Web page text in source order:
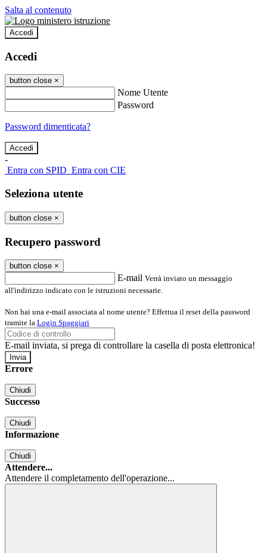
Salta al contenuto
Accedi
Accedi
button close ×
Nome Utente
Password
Password dimenticata?
-
Entra con SPID Entra con CIE
Seleziona utente
button close ×
Recupero password
button close ×
E-mail Verrà inviato un messaggio
all'indirizzo indicato con le istruzioni necessarie.
Non hai una e-mail associata al nome utente? Effettua il reset della password
tramite la Login Spaggiari
E-mail inviata, si prega di controllare la casella di posta elettronica!
Errore
Chiudi
Successo
Chiudi
Informazione
Chiudi
Attendere...
Attendere il completamento dell'operazione...